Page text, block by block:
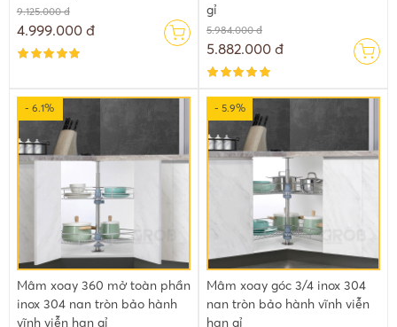
9.125.000 đ
4.999.000 đ
gỉ
5.984.000 đ
5.882.000 đ
- 6.1%
Mâm xoay 360 mở toàn phần
inox 304 nan tròn bảo hành
vĩnh viễn han gỉ
- 5.9%
Mâm xoay góc 3/4 inox 304
nan tròn bảo hành vĩnh viễn
han gỉ